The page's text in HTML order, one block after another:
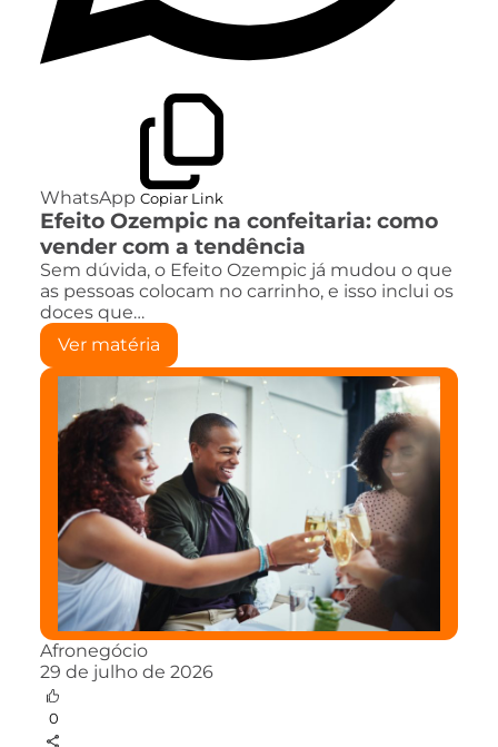
WhatsApp Copiar Link
Efeito Ozempic na confeitaria: como
vender com a tendência
Sem dúvida, o Efeito Ozempic já mudou o que
as pessoas colocam no carrinho, e isso inclui os
doces que…
Ver matéria
Afronegócio
29 de julho de 2026
0